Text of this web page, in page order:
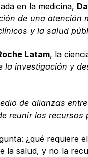
en la medicina,
de una
y la salud
Latam, la
la investigación y
de alianzas
reunir los
¿qué requiere
la salud, y no la